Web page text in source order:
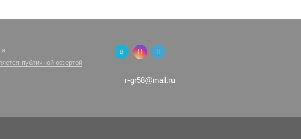
публичной офертой
r-gr58@mail.ru